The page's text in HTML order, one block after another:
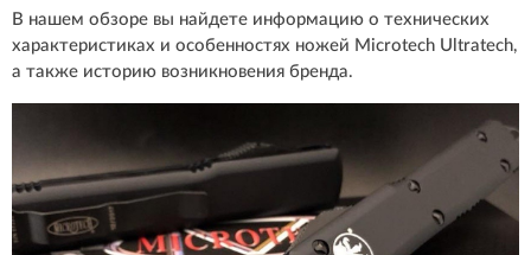
В нашем обзоре вы найдете информацию о технических
характеристиках и особенностях ножей Microtech Ultratech,
а также историю возникновения бренда.